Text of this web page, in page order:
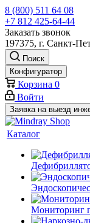
8 (800) 511 64 08
+7 812 425-64-44
Заказать звонок
197375, г. Санкт-
Поиск
Конфигуратор
Корзина 0
Войти
Заявка на выезд
Каталог
Мониторинг